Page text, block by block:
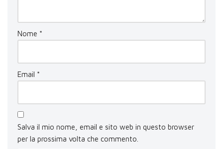
Nome *
Email *
Salva il mio nome, email e sito web in questo browser
per la prossima volta che commento.